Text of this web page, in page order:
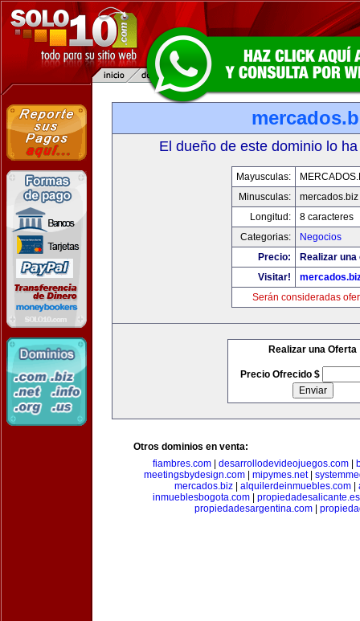
El dueño de este dominio lo
Mayusculas:
Minusculas:
mercados.biz
Longitud:
8 caracteres
Categorias:
Negocios
Precio:
Realizar
Visitar!
Serán consideradas
Realizar una Oferta
Precio Ofrecido $
Otros dominios en venta:
fiambres.com| desarrollodevideojuegos.com|
meetingsbydesign.com| mipymes.net|
mercados.biz| alquilerdeinmuebles.com|
inmueblesbogota.com| propiedadesalicante.es
propiedadesargentina.com|